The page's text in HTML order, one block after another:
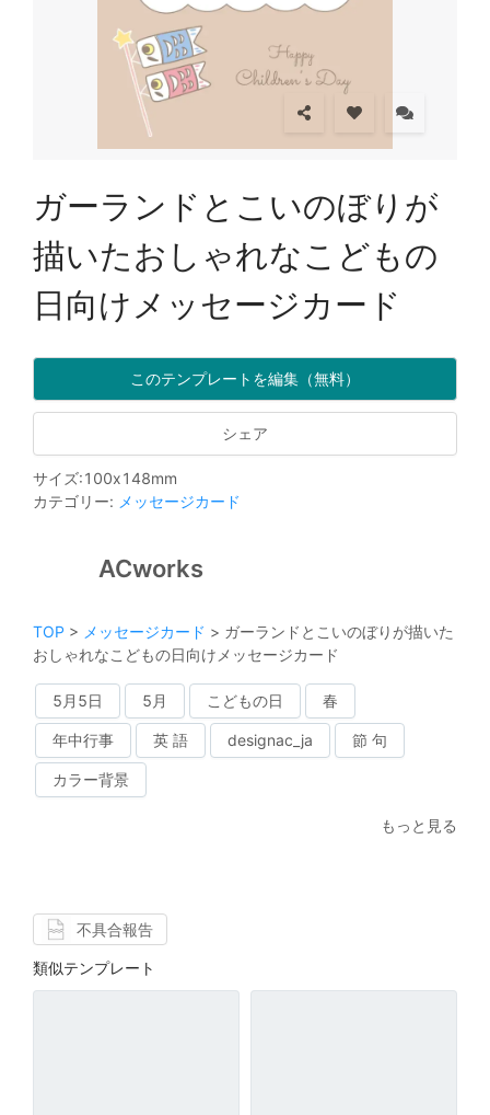
ガーランドとこいのぼりが
描いたおしゃれなこどもの
日向けメッセージカード
このテンプレートを編集（無料）
シェア
サイズ:100x148mm
カテゴリー: メッセージカード
ACworks
TOP > メッセージカード > ガーランドとこいのぼりが描いた
おしゃれなこどもの日向けメッセージカード
5月5日 5月 こどもの日 春
年中行事 英 語 designac_ja 節 句
カラー背景
もっと見る
不具合報告
類似テンプレート